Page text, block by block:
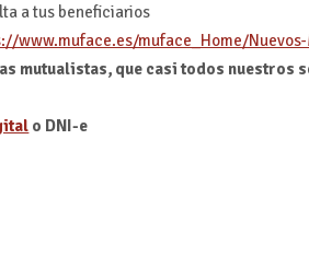
a tus beneficiarios
www.muface.es/muface_Home/
mutualistas, que casi todos
o DNI-e